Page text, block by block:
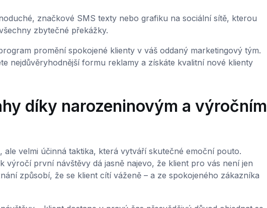
značkové SMS texty nebo grafiku na sociální sítě, kterou
zbytečné překážky.
promění spokojené klienty v váš oddaný marketingový tým.
nejdůvěryhodnější formu reklamy a získáte kvalitní nové klienty
díky narozeninovým a výročním
ale velmi účinná taktika, která vytváří skutečné emoční pouto.
výročí první návštěvy dá jasně najevo, že klient pro vás není jen
způsobí, že se klient cítí váženě – a ze spokojeného zákazníka